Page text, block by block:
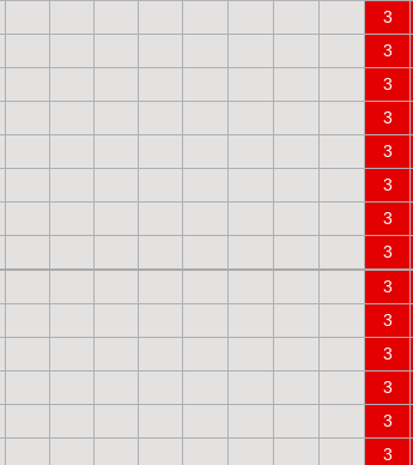
3
3
3
3
3
3
3
3
3
3
3
3
3
3